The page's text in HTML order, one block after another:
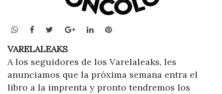
WhatsApp
Facebook
TwitterGoogle+LinkedInPinterest
VARELALEAKS
A los seguidores de los Varelaleaks, les
anunciamos que la próxima semana entra el
libro a la imprenta y pronto tendremos los